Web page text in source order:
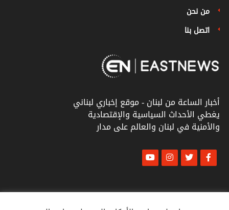
من نحن
اتصل بنا
أخبار الساعة من لبنان - موقع إخباري لبناني
يغطي الأحداث السياسية والإقتصادية
والأمنية في لبنان والعالم على مدار